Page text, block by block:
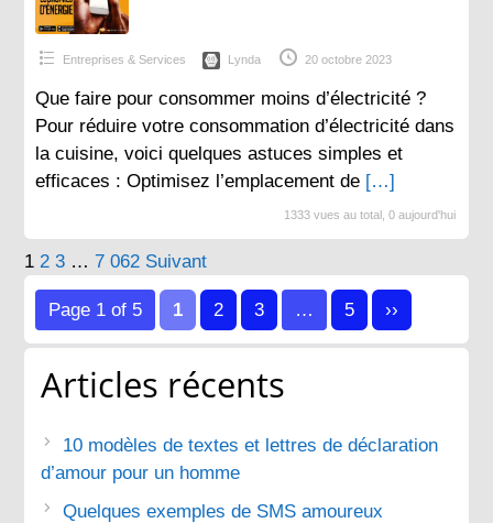
Entreprises & Services Lynda 20 octobre 2023
Que faire pour consommer moins d’électricité ?
Pour réduire votre consommation d’électricité dans
la cuisine, voici quelques astuces simples et
efficaces : Optimisez l’emplacement de […]
1333 vues au total, 0 aujourd'hui
Pagination
des
publications
1 2 3 … 7 062 Suivant
Page 1 of 5 1 2 3 … 5 ››
Articles récents
10 modèles de textes et lettres de déclaration
d’amour pour un homme
Quelques exemples de SMS amoureux